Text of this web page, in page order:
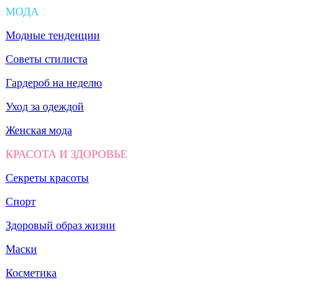
МОДА
Модные тенденции
Советы стилиста
Гардероб на неделю
Уход за одеждой
Женская мода
КРАСОТА И ЗДОРОВЬЕ
Секреты красоты
Спорт
Здоровый образ жизни
Маски
Косметика